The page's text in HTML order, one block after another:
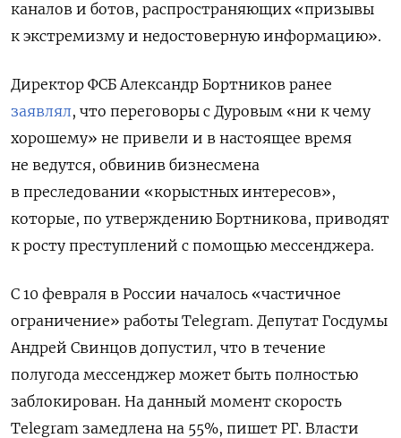
каналов и ботов, распространяющих «призывы
к экстремизму и недостоверную информацию».
Директор ФСБ Александр Бортников ранее
заявлял, что переговоры с Дуровым «ни к чему
хорошему» не привели и в настоящее время
не ведутся, обвинив бизнесмена
в преследовании «корыстных интересов»,
которые, по утверждению Бортникова, приводят
к росту преступлений с помощью мессенджера.
С 10 февраля в России началось «частичное
ограничение» работы Telegram. Депутат Госдумы
Андрей Свинцов допустил, что в течение
полугода мессенджер может быть полностью
заблокирован. На данный момент скорость
Telegram замедлена на 55%, пишет РГ. Власти